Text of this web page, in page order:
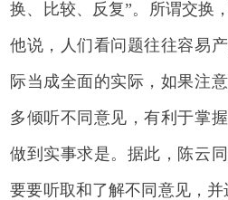
换、比较、反复”。所谓交换
他说，人们看问题往往容易
际当成全面的实际，如果注
多倾听不同意见，有利于掌
做到实事求是。据此，陈云
要要听取和了解不同意见，